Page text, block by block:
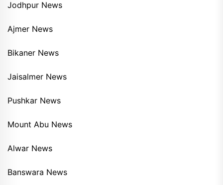
Jodhpur News
Ajmer News
Bikaner News
Jaisalmer News
Pushkar News
Mount Abu News
Alwar News
Banswara News